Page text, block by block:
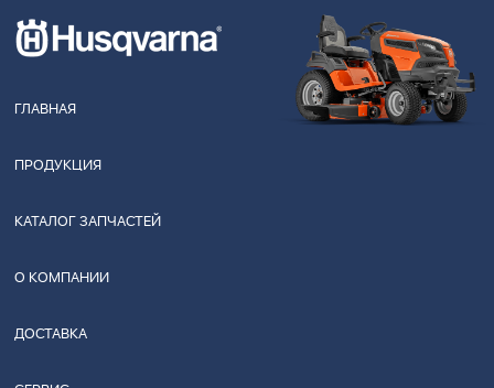
ГЛАВНАЯ
ПРОДУКЦИЯ
КАТАЛОГ ЗАПЧАСТЕЙ
О КОМПАНИИ
ДОСТАВКА